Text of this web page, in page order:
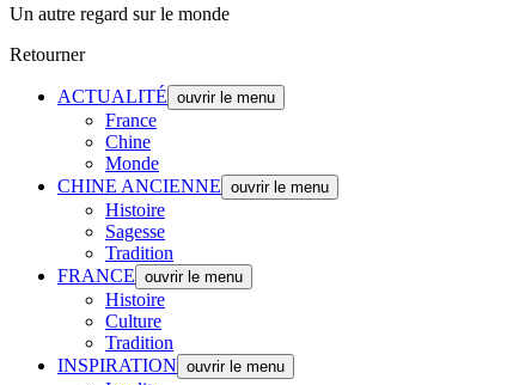
Un autre regard sur le monde
Retourner
ACTUALITÉ ouvrir le menu
France
Chine
Monde
CHINE ANCIENNE ouvrir le menu
Histoire
Sagesse
Tradition
FRANCE ouvrir le menu
Histoire
Culture
Tradition
INSPIRATION ouvrir le menu